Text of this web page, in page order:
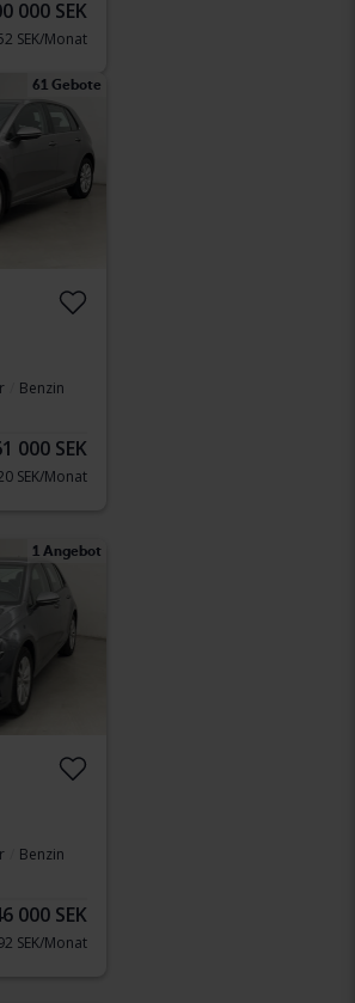
000 SEK
SEK/Monat
61 Gebote
Benzin
000 SEK
SEK/Monat
1 Angebot
Benzin
000 SEK
SEK/Monat